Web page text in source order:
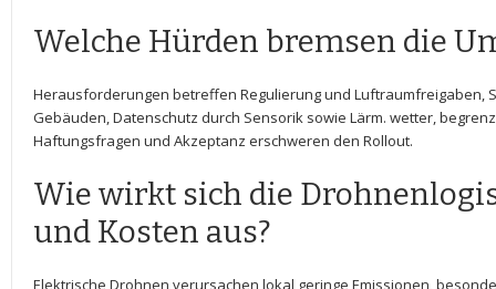
Welche Hürden bremsen‍ die
Herausforderungen ⁢betreffen Regulierung und Luftraumfreigaben,
Gebäuden, Datenschutz durch Sensorik​ sowie Lärm. wetter,
⁤Haftungsfragen und⁣ Akzeptanz erschweren den⁤ Rollout.
Wie wirkt sich die
und Kosten aus?
Elektrische Drohnen verursachen lokal geringe Emissionen,